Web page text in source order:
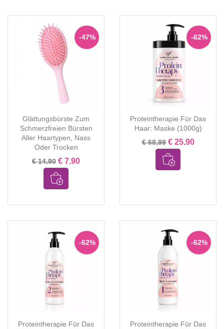
Glättungsbürste Zum
Schmerzfreien Bürsten
Aller Haartypen, Nass
Oder Trocken
€ 14,90 € 7,90
-47%
Proteintherapie Für Das
Haar: Maske (1000g)
€ 68,99 € 25,90
-62%
Proteintherapie Für Das
-62%
Proteintherapie Für Das
-62%